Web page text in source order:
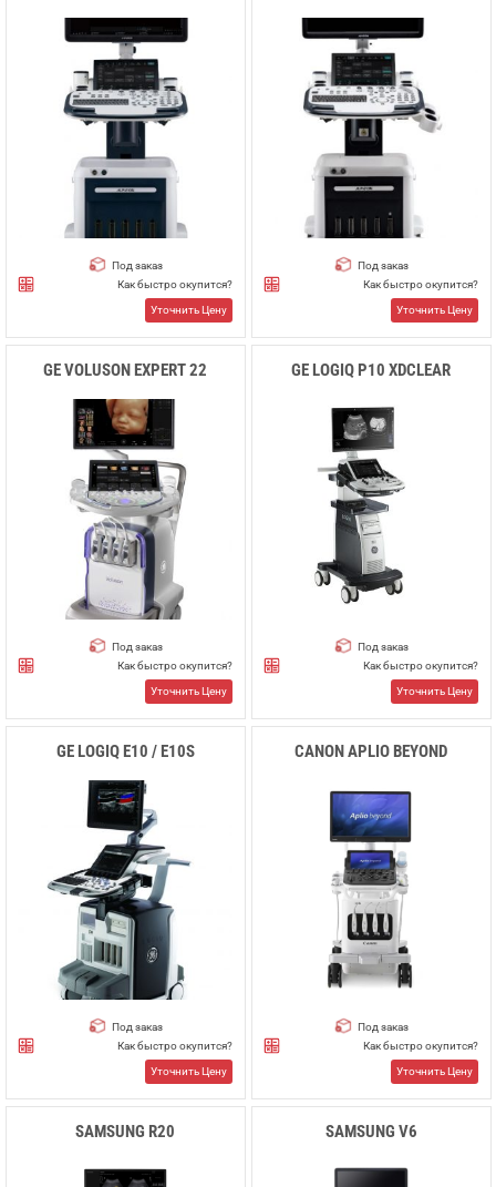
Под заказ
Как быстро окупится?
Уточнить Цену
Под заказ
Как быстро окупится?
Уточнить Цену
GE VOLUSON EXPERT 22
Под заказ
Как быстро окупится?
Уточнить Цену
GE LOGIQ P10 XDCLEAR
Под заказ
Как быстро окупится?
Уточнить Цену
GE LOGIQ E10 / E10S
Под заказ
Как быстро окупится?
Уточнить Цену
CANON APLIO BEYOND
Под заказ
Как быстро окупится?
Уточнить Цену
SAMSUNG R20 SAMSUNG V6